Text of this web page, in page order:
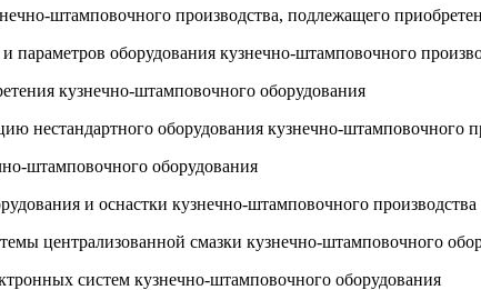
штамповочного производства, подлежащего
параметров оборудования кузнечно-штамповочного
кузнечно-штамповочного оборудования
нестандартного оборудования кузнечно-штамповочного
штамповочного оборудования
и оснастки кузнечно-штамповочного производства
централизованной смазки кузнечно-штамповочного
систем кузнечно-штамповочного оборудования